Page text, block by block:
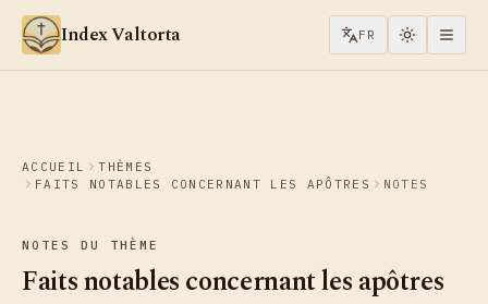
Aller au contenu
Index Valtorta FR
ACCUEIL
THÈMES
FAITS NOTABLES CONCERNANT LES APÔTRES
NOTES
NOTES DU THÈME
Faits notables concernant les apôtres